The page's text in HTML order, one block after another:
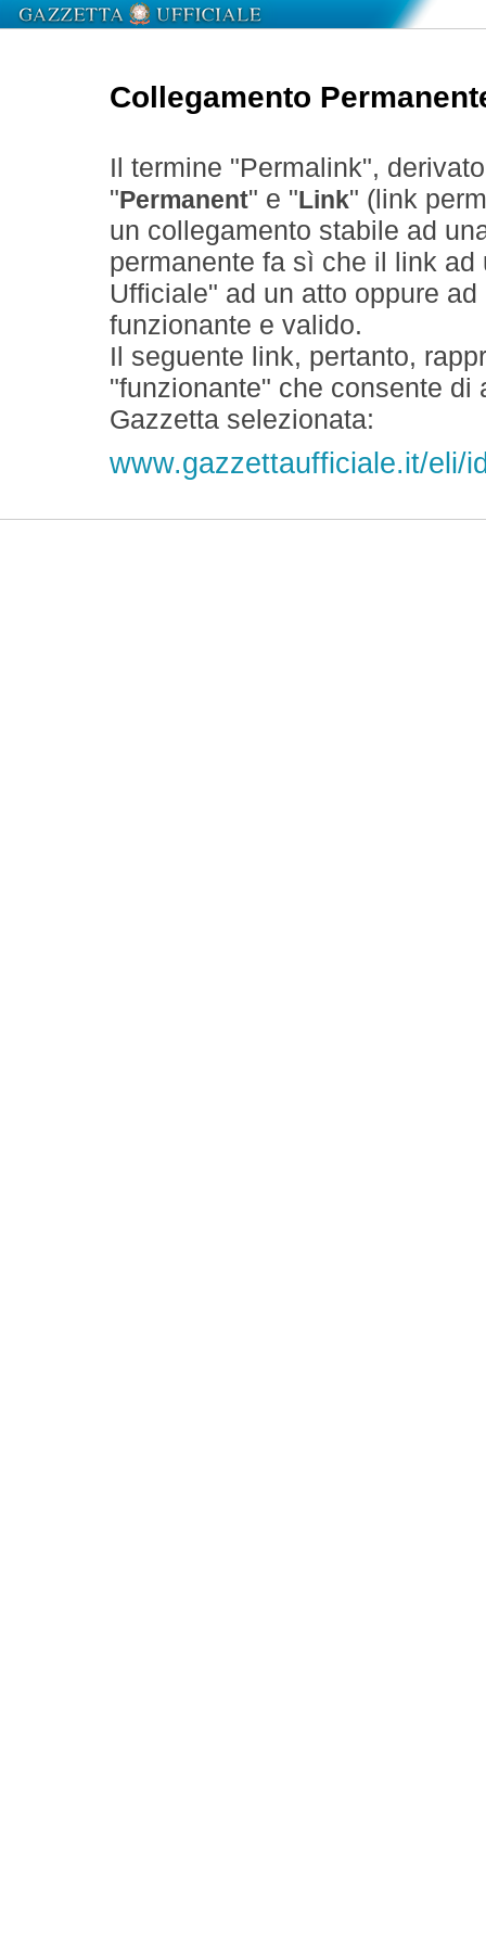
Collegamento
Il termine "Permalink",
" Permanent" e " Link" (link
un collegamento stabile ad
permanente fa sì che il link
Ufficiale" ad un atto oppure
funzionante e valido.
Il seguente link, pertanto,
"funzionante" che consente
Gazzetta selezionata:
www.gazzettaufficiale.it/eli/